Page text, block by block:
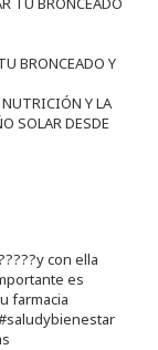
BRONCEADO Y
Y LA
SOLAR DESDE
con ella
es
farmacia